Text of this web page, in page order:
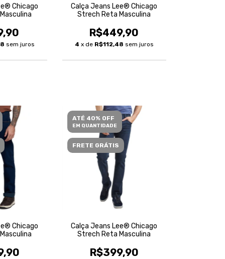
Chicago
sem juros
Calça Jeans Lee® Chicago
Strech Reta Masculina
R$449,90
4 x de R$112,48 sem juros
Chicago
ATÉ 40% OFF
EM QUANTIDADE
FRETE GRÁTIS
Calça Jeans Lee® Chicago
Strech Reta Masculina
R$399,90